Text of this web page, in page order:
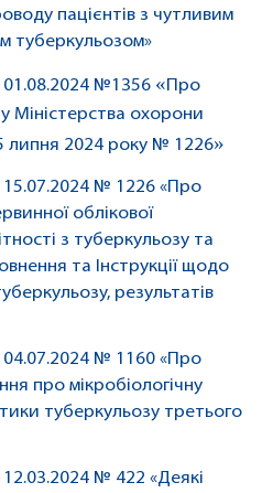
пацієнтів з чутливим
туберкульозом»
01.08.2024 №1356 «Про
Міністерства охорони
липня 2024 року № 1226»
15.07.2024 № 1226 «Про
облікової
з туберкульозу та
та Інструкції щодо
результатів
04.07.2024 № 1160 «Про
про мікробіологічну
туберкульозу третього
№ 422 «Деякі